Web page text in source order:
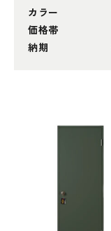
カラー
価格帯
納期